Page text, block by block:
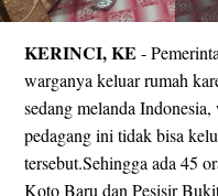
KERINCI, KE -
warganya keluar rumah
sedang melanda
pedagang ini tidak bisa
tersebut.Sehingga ada 45
Koto Baru dan Pesisir